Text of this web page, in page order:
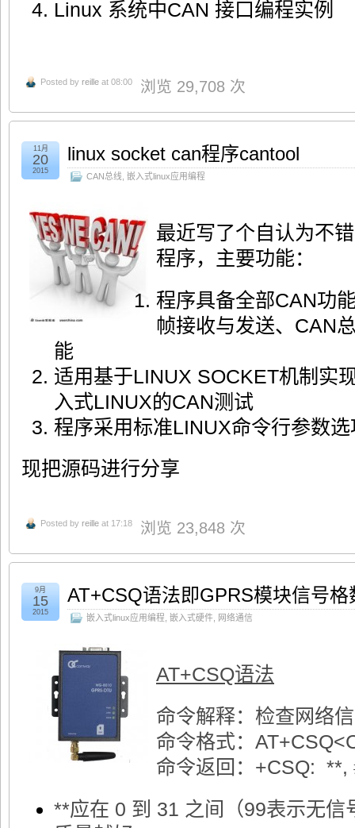
Linux 系统中CAN 接口编程实例
Posted by reille at 08:00 浏览 29,708 次
linux socket can程序cantool
CAN总线 嵌入式linux应用编程
11月
20
2015
最近写了个自认为不
程序，主要功能：
程序具备全部CAN功
帧接收与发送、CAN
能
适用基于LINUX SOCKET机制实
入式LINUX的CAN测试
程序采用标准LINUX命令行参数
现把源码进行分享
Posted by reille at 17:18 浏览 23,848 次
AT+CSQ语法即GPRS模块信号
嵌入式linux应用编程 嵌入式硬件 网络通信
9月
15
2015
AT+CSQ语法
命令解释：检查网络
命令格式：
命令返回：
**应在 0 到 31 之间（99表示无信